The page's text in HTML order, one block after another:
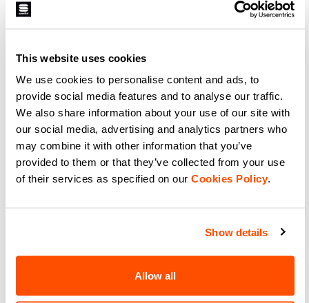
This website uses cookies
We use cookies to personalise content and ads, to
provide social media features and to analyse our traffic.
We also share information about your use of our site with
our social media, advertising and analytics partners who
may combine it with other information that you’ve
provided to them or that they’ve collected from your use
of their services as specified on our Cookies Policy.
Show details
Allow all
mit dem Apex Jersey eine
hervorragende Alternative zum
Vergleichen
der Kollektion, dank großzügiger
Passform und moderater
ist.
Vergleichen
SQUADRA KID'S TIGHT
Rennen, für zukünftige